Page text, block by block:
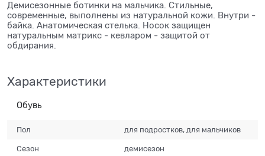
Демисезонные ботинки на мальчика. Стильные,
современные, выполнены из натуральной кожи. Внутри -
байка. Анатомическая стелька. Носок защищен
натуральным матрикс - кевларом - защитой от
обдирания.
Характеристики
Обувь
Пол для подростков, для мальчиков
Сезон демисезон